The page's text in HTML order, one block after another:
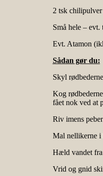
2 tsk
Små hele –
Evt. Atamon
Sådan gør du:
Skyl
Kog
fået nok ved at
Riv imens
Mal nellikerne i
Hæld vandet fra
Vrid og gnid